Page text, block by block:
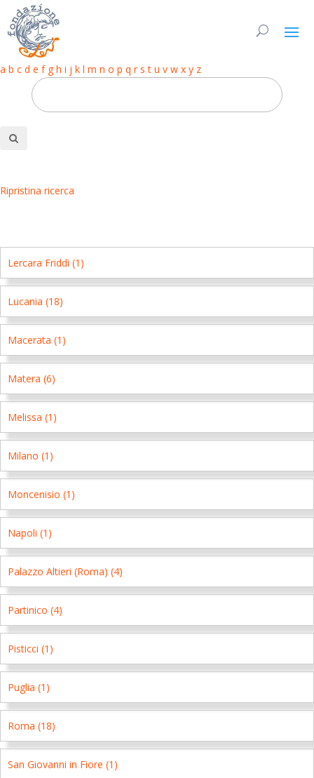
a b c d e f g h i j k l m n o p q r st u v w x y z
Ripristina ricerca
Lercara Friddi (1)
Lucania (18)
Macerata (1)
Matera (6)
Melissa (1)
Milano (1)
Moncenisio (1)
Napoli (1)
Palazzo Altieri (Roma) (4)
Partinico (4)
Pisticci (1)
Puglia (1)
Roma (18)
San Giovanni in Fiore (1)